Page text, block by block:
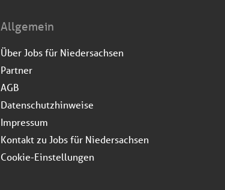
Allgemein
Über Jobs für Niedersachsen
Partner
AGB
Datenschutzhinweise
Impressum
Kontakt zu Jobs für Niedersachsen
Cookie-Einstellungen